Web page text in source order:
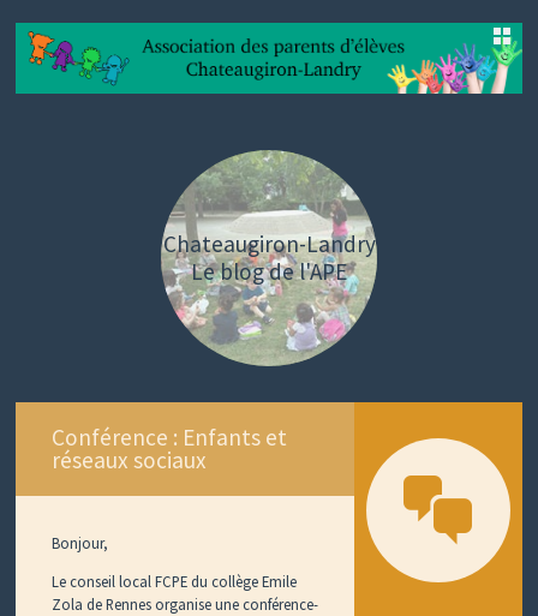
Chateaugiron-Landry
Le blog de l'APE
SKIP
Conférence : Enfants et
réseaux sociaux
Bonjour,
Le conseil local FCPE du collège Emile
Zola de Rennes organise une conférence-